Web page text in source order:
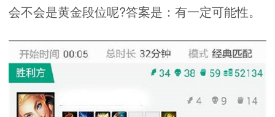
会不会是黄金段位呢?答案是：有一定可能性。